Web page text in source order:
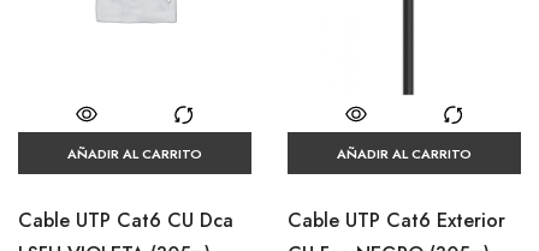
AÑADIR AL CARRITO
Cable UTP Cat6 CU Dca
AÑADIR AL CARRITO
Cable UTP Cat6 Exterior